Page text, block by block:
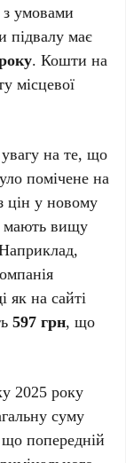
з умовами
підвалу має
. Кошти на
місцевої
на те, що
помічене на
цін у новому
мають вищу
як на сайті
597 грн, що
2025 року
суму
попередній